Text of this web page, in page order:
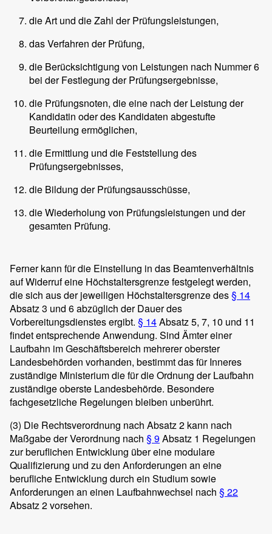
die Art und die Zahl der Prüfungsleistungen,
das Verfahren der Prüfung,
die Berücksichtigung von Leistungen nach Nummer 6
bei der Festlegung der Prüfungsergebnisse,
die Prüfungsnoten, die eine nach der Leistung der
Kandidatin oder des Kandidaten abgestufte
Beurteilung ermöglichen,
die Ermittlung und die Feststellung des
Prüfungsergebnisses,
die Bildung der Prüfungsausschüsse,
die Wiederholung von Prüfungsleistungen und der
gesamten Prüfung.
Ferner kann für die Einstellung in das Beamtenverhältnis
auf Widerruf eine Höchstaltersgrenze festgelegt werden,
die sich aus der jeweiligen Höchstaltersgrenze des§ 14
Absatz 3 und 6 abzüglich der Dauer des
Vorbereitungsdienstes ergibt. § 14Absatz 5, 7, 10 und 11
findet entsprechende Anwendung. Sind Ämter einer
Laufbahn im Geschäftsbereich mehrerer oberster
Landesbehörden vorhanden, bestimmt das für Inneres
zuständige Ministerium die für die Ordnung der Laufbahn
zuständige oberste Landesbehörde. Besondere
fachgesetzliche Regelungen bleiben unberührt.
(3) Die Rechtsverordnung nach Absatz 2 kann nach
Maßgabe der Verordnung nach § 9Absatz 1 Regelungen
zur beruflichen Entwicklung über eine modulare
Qualifizierung und zu den Anforderungen an eine
berufliche Entwicklung durch ein Studium sowie
Anforderungen an einen Laufbahnwechsel nach § 22
Absatz 2 vorsehen.